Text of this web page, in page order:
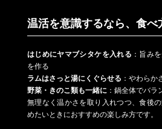
温活を意識するなら、食べ
はじめにヤマブシタケを入れる ：旨み
を作る
ラムはさっと湯にくぐらせる ：やわらか
野菜・きのこ類も一緒に ：鍋全体でバラ
無理なく温かさを取り入れつつ、食後
めたいときにおすすめの楽しみ方です。